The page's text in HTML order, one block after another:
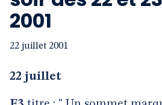
2001
22 juillet 2001
22 juillet